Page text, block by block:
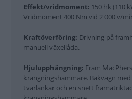
Effekt/vridmoment: 150 hk (110
Vridmoment 400 Nm vid 2 000 v/
Kraftöverföring: Drivning på
manuell växellåda.
Hjulupphängning: Fram
krängningshämmare. Bakvagn
tvärlänkar och en snett